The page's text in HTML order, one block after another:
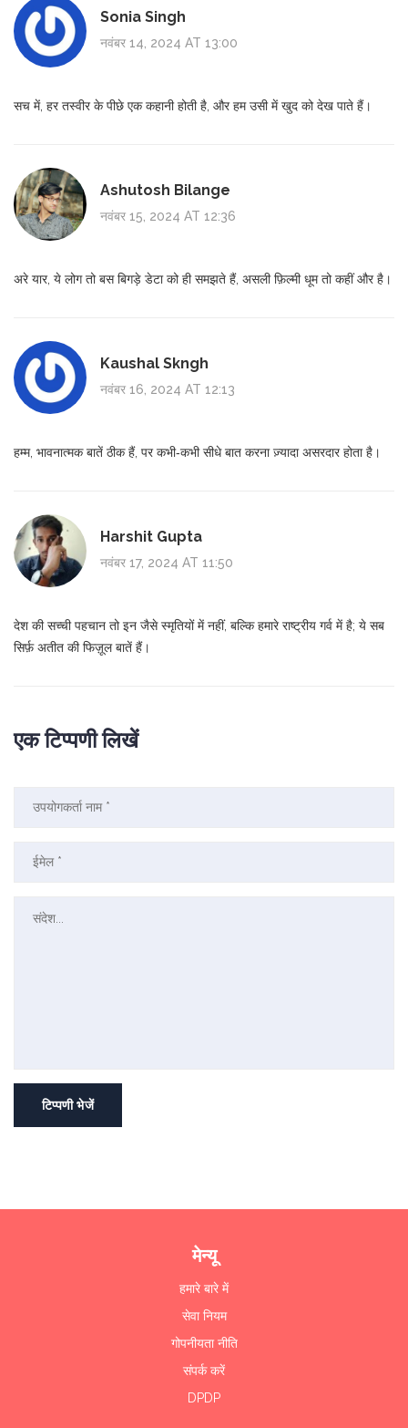
Sonia Singh
नवंबर 14, 2024 AT 13:00
सच में, हर तस्वीर के पीछे एक कहानी होती है, और हम उसी में खुद को देख पाते हैं।
Ashutosh Bilange
नवंबर 15, 2024 AT 12:36
अरे यार, ये लोग तो बस बिगड़े डेटा को ही समझते हैं, असली फ़िल्मी धूम तो कहीं और है।
Kaushal Skngh
नवंबर 16, 2024 AT 12:13
हम्म, भावनात्मक बातें ठीक हैं, पर कभी‑कभी सीधे बात करना ज़्यादा असरदार होता है।
Harshit Gupta
नवंबर 17, 2024 AT 11:50
देश की सच्ची पहचान तो इन जैसे स्मृतियों में नहीं, बल्कि हमारे राष्ट्रीय गर्व में है; ये सब
सिर्फ़ अतीत की फिज़ूल बातें हैं।
एक टिप्पणी लिखें
टिप्पणी भेजें
मेन्यू
हमारे बारे में
सेवा नियम
गोपनीयता नीति
संपर्क करें
DPDP